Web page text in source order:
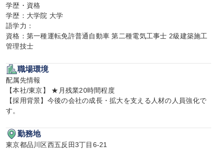
学歴・資格
学歴：大学院 大学
語学力：
資格：第一種運転免許普通自動車 第二種電気工事士 2級建築施工
管理技士
職場環境
配属先情報
【本社/東京】 ★月残業20時間程度
【採用背景】今後の会社の成長・拡大を支える人材の人員強化で
す。
勤務地
東京都品川区西五反田3丁目6-21